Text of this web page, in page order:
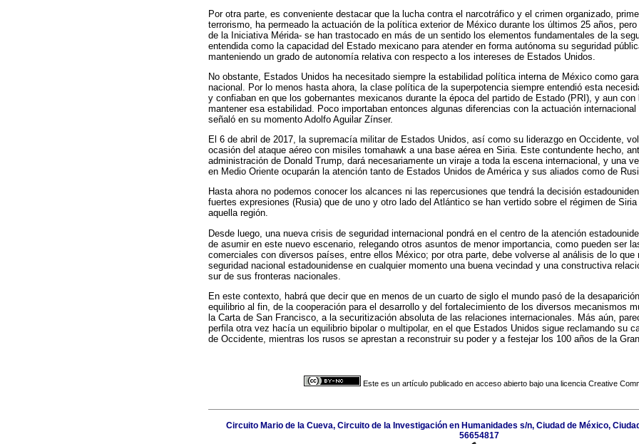
Por otra parte, es conveniente destacar que la lucha contra el narcotráfico y el crimen organizado,
terrorismo, ha permeado la actuación de la política exterior de México durante los últimos 25 años,
de la Iniciativa Mérida- se han trastocado en más de un sentido los elementos fundamentales de la
entendida como la capacidad del Estado mexicano para atender en forma autónoma su seguridad
manteniendo un grado de autonomía relativa con respecto a los intereses de Estados Unidos.
No obstante, Estados Unidos ha necesitado siempre la estabilidad política interna de México como
nacional. Por lo menos hasta ahora, la clase política de la superpotencia siempre entendió esta
y confiaban en que los gobernantes mexicanos durante la época del partido de Estado (PRI), y aun
mantener esa estabilidad. Poco importaban entonces algunas diferencias con la actuación
señaló en su momento Adolfo Aguilar Zínser.
El 6 de abril de 2017, la supremacía militar de Estados Unidos, así como su liderazgo en Occidente,
ocasión del ataque aéreo con misiles tomahawk a una base aérea en Siria. Este contundente hecho,
administración de Donald Trump, dará necesariamente un viraje a toda la escena internacional, y una
en Medio Oriente ocuparán la atención tanto de Estados Unidos de América y sus aliados como de
Hasta ahora no podemos conocer los alcances ni las repercusiones que tendrá la decisión
fuertes expresiones (Rusia) que de uno y otro lado del Atlántico se han vertido sobre el régimen de
aquella región.
Desde luego, una nueva crisis de seguridad internacional pondrá en el centro de la atención
de asumir en este nuevo escenario, relegando otros asuntos de menor importancia, como pueden ser
comerciales con diversos países, entre ellos México; por otra parte, debe volverse al análisis de lo que
seguridad nacional estadounidense en cualquier momento una buena vecindad y una constructiva
sur de sus fronteras nacionales.
En este contexto, habrá que decir que en menos de un cuarto de siglo el mundo pasó de la
equilibrio al fin, de la cooperación para el desarrollo y del fortalecimiento de los diversos mecanismos
la Carta de San Francisco, a la securitización absoluta de las relaciones internacionales. Más aún,
perfila otra vez hacía un equilibrio bipolar o multipolar, en el que Estados Unidos sigue reclamando su
de Occidente, mientras los rusos se aprestan a reconstruir su poder y a festejar los 100 años de la
Este es un artículo publicado en acceso abierto bajo una licencia Creative
Circuito Mario de la Cueva, Circuito de la Investigación en Humanidades s/n, Ciudad de México,
56654817